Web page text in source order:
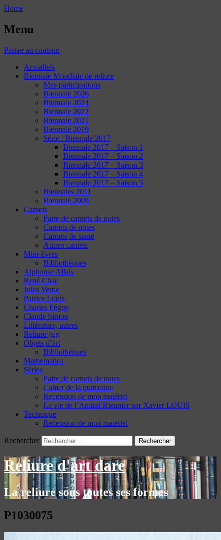
Home
Menu
Passer au contenu
Actualités
Biennale Mondiale de reliure
Mes participations
Biennale 2026
Biennale 2024
Biennale 2022
Biennale 2021
Biennale 2019
Série : Biennale 2017
Biennale 2017 – Saison 1
Biennale 2017 – Saison 2
Biennale 2017 – Saison 3
Biennale 2017 – Saison 4
Biennale 2017 – Saison 5
Biennales 2011
Biennale 2009
Carnets
Paire de carnets de notes
Carnets de notes
Carnets de santé
Autres carnets
Mini-livres
Bibliothèques
Alphonse Allais
René Char
Jules Verne
Patrice Louis
Charles Péguy
Claude Simon
Littérature, autres
Reliure gag
Objets d’art
Bibliothèques
Mathematica
Séries
Paire de carnets de notes
Cahier de la quinzaine
Recension de mon matériel
La vie de l’Amiral Rieunier par Xavier LOUIS
Technique
Recension de mon matériel
Rechercher
Reliure d'art dare
La reliure sous toutes ses formes
P1030075